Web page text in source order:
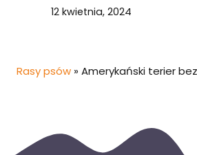
12 kwietnia, 2024
Rasy psów » Amerykański terier